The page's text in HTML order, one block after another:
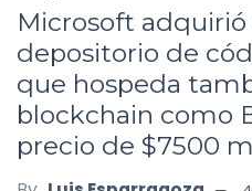
Microsoft adquirió
depositorio de
que hospeda
blockchain como
precio de $7500